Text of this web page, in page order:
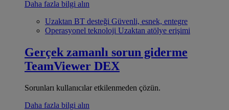
Daha fazla bilgi alın
Uzaktan BT desteği Güvenli, esnek, entegre
Operasyonel teknoloji Uzaktan atölye erişimi
Gerçek zamanlı sorun giderme
TeamViewer DEX
Sorunları kullanıcılar etkilenmeden çözün.
Daha fazla bilgi alın